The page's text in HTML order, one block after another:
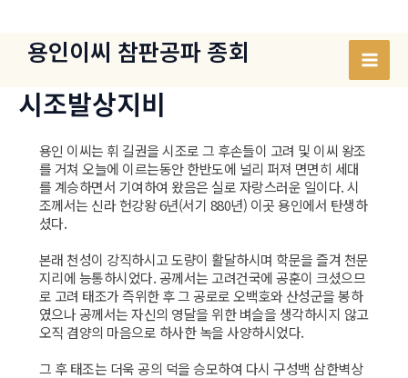
용인이씨 참판공파 종회
Main
시조발상지비
용인 이씨는 휘 길권을 시조로 그 후손들이 고려 및 이씨 왕조
를 거쳐 오늘에 이르는동안 한반도에 널리 퍼져 면면히 세대
를 계승하면서 기여하여 왔음은 실로 자랑스러운 일이다. 시
조께서는 신라 헌강왕 6년(서기 880년) 이곳 용인에서 탄생하
셨다.
본래 천성이 강직하시고 도량이 활달하시며 학문을 즐겨 천문
지리에 능통하시었다. 공께서는 고려건국에 공훈이 크셨으므
로 고려 태조가 즉위한 후 그 공로로 오백호와 산성군을 봉하
였으나 공께서는 자신의 영달을 위한 벼슬을 생각하시지 않고
오직 겸양의 마음으로 하사한 녹을 사양하시었다.
그 후 태조는 더욱 공의 덕을 승모하여 다시 구성백 삼한벽상